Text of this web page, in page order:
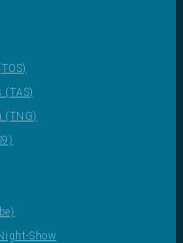
(TAS)
(TNG)
Show